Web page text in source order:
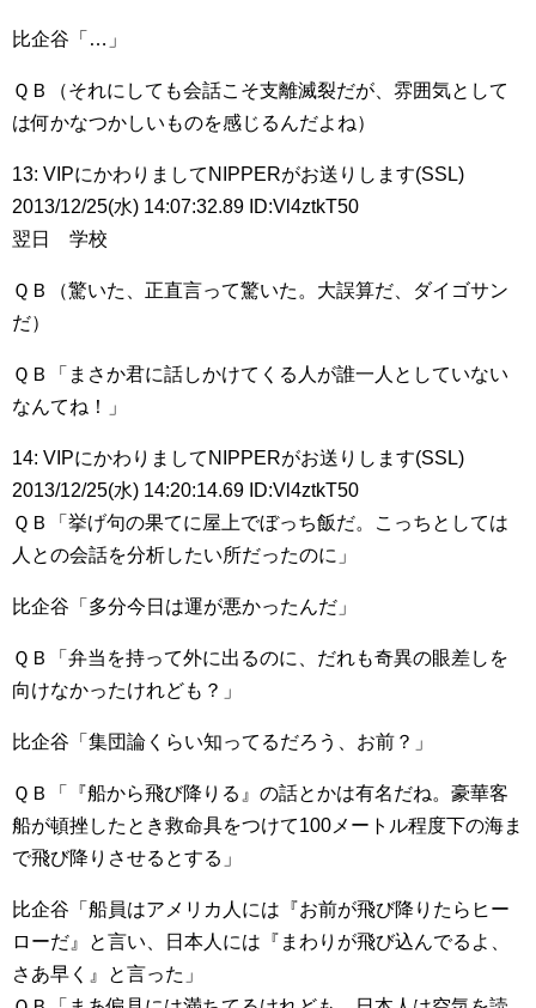
比企谷「…」
ＱＢ（それにしても会話こそ支離滅裂だが、雰囲気として
は何かなつかしいものを感じるんだよね）
13: VIPにかわりましてNIPPERがお送りします(SSL)
2013/12/25(水) 14:07:32.89 ID:Vl4ztkT50
翌日 学校
ＱＢ（驚いた、正直言って驚いた。大誤算だ、ダイゴサン
だ）
ＱＢ「まさか君に話しかけてくる人が誰一人としていない
なんてね！」
14: VIPにかわりましてNIPPERがお送りします(SSL)
2013/12/25(水) 14:20:14.69 ID:Vl4ztkT50
ＱＢ「挙げ句の果てに屋上でぼっち飯だ。こっちとしては
人との会話を分析したい所だったのに」
比企谷「多分今日は運が悪かったんだ」
ＱＢ「弁当を持って外に出るのに、だれも奇異の眼差しを
向けなかったけれども？」
比企谷「集団論くらい知ってるだろう、お前？」
ＱＢ「『船から飛び降りる』の話とかは有名だね。豪華客
船が頓挫したとき救命具をつけて100メートル程度下の海ま
で飛び降りさせるとする」
比企谷「船員はアメリカ人には『お前が飛び降りたらヒー
ローだ』と言い、日本人には『まわりが飛び込んでるよ、
さあ早く』と言った」